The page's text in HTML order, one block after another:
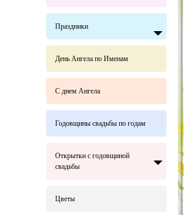
Праздники
День Ангела по Именам
С днем Ангела
Годовщины свадьбы по годам
Открытки с годовщиной
свадьбы
Цветы